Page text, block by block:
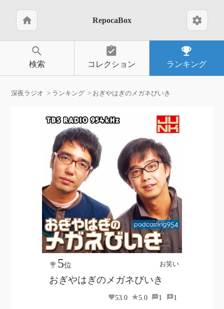
home RepocaBox settings
search
検索
assignment_turned_in
コレクション
emoji_events
ランキング
深夜ラジオ ランキング おぎやはぎのメガネびいき
お笑い
5位
おぎやはぎのメガネびいき
53.0 5.0 1 1